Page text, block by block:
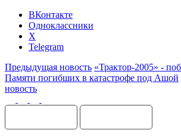
ВКонтакте
Одноклассники
X
Telegram
Предыдущая новость «Трактор-2005» -
Памяти погибших в катастрофе под Ашой
новость